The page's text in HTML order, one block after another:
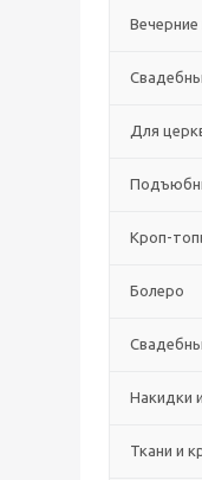
Вечерние
Для
Кроп-
Болеро
Накидки
Ткани и